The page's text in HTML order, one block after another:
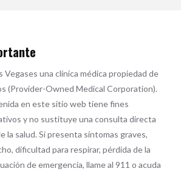
Vegases una clínica médica propiedad de
(Provider-Owned Medical Corporation).
en este sitio web tiene fines
y no sustituye una consulta directa
la salud. Si presenta síntomas graves,
dificultad para respirar, pérdida de la
de emergencia, llame al 911 o acuda